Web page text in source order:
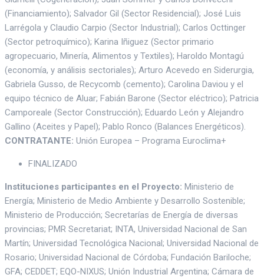
(Financiamiento); Salvador Gil (Sector Residencial); José Luis
Larrégola y Claudio Carpio (Sector Industrial); Carlos Octtinger
(Sector petroquímico); Karina Iñiguez (Sector primario
agropecuario, Minería, Alimentos y Textiles); Haroldo Montagú
(economía, y análisis sectoriales); Arturo Acevedo en Siderurgia,
Gabriela Gusso, de Recycomb (cemento); Carolina Daviou y el
equipo técnico de Aluar; Fabián Barone (Sector eléctrico); Patricia
Camporeale (Sector Construcción); Eduardo León y Alejandro
Gallino (Aceites y Papel); Pablo Ronco (Balances Energéticos).
CONTRATANTE: Unión Europea – Programa Euroclima+
FINALIZADO
Instituciones participantes en el Proyecto: Ministerio de
Energía; Ministerio de Medio Ambiente y Desarrollo Sostenible;
Ministerio de Producción; Secretarías de Energía de diversas
provincias; PMR Secretariat; INTA, Universidad Nacional de San
Martín; Universidad Tecnológica Nacional; Universidad Nacional de
Rosario; Universidad Nacional de Córdoba; Fundación Bariloche;
GFA; CEDDET; EQO-NIXUS; Unión Industrial Argentina; Cámara de